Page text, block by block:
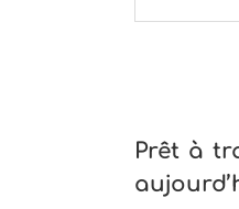
Prêt à